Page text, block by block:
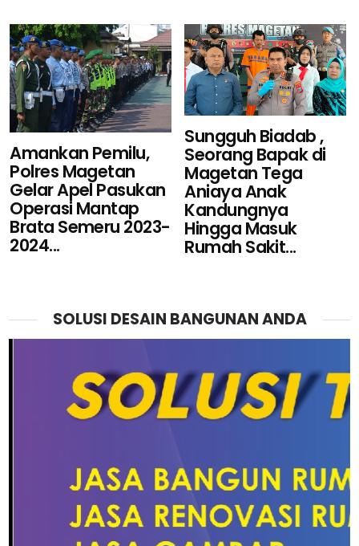
Amankan Pemilu,
Polres Magetan
Gelar Apel Pasukan
Operasi Mantap
Brata Semeru 2023-
2024...
Sungguh Biadab ,
Seorang Bapak di
Magetan Tega
Aniaya Anak
Kandungnya
Hingga Masuk
Rumah Sakit...
SOLUSI DESAIN BANGUNAN ANDA